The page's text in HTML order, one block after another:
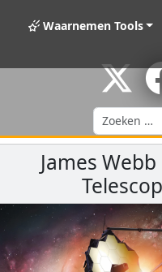
Waarnemen Tools
Zoeken
James Webb